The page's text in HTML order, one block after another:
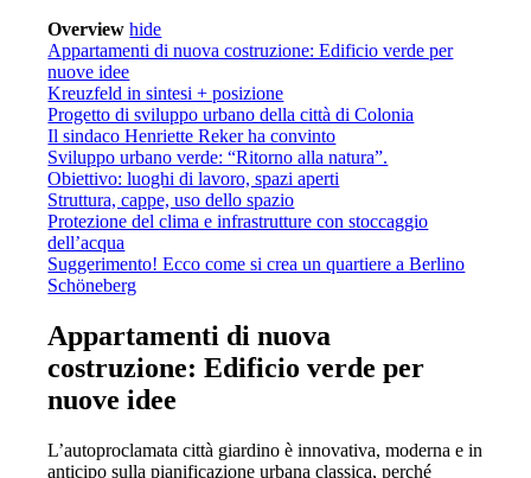
Overview hide
Appartamenti di nuova costruzione: Edificio verde per
nuove idee
Kreuzfeld in sintesi + posizione
Progetto di sviluppo urbano della città di Colonia
Il sindaco Henriette Reker ha convinto
Sviluppo urbano verde: “Ritorno alla natura”.
Obiettivo: luoghi di lavoro, spazi aperti
Struttura, cappe, uso dello spazio
Protezione del clima e infrastrutture con stoccaggio
dell’acqua
Suggerimento! Ecco come si crea un quartiere a Berlino
Schöneberg
Appartamenti di nuova
costruzione: Edificio verde per
nuove idee
L’autoproclamata città giardino è innovativa, moderna e in
anticipo sulla pianificazione urbana classica, perché